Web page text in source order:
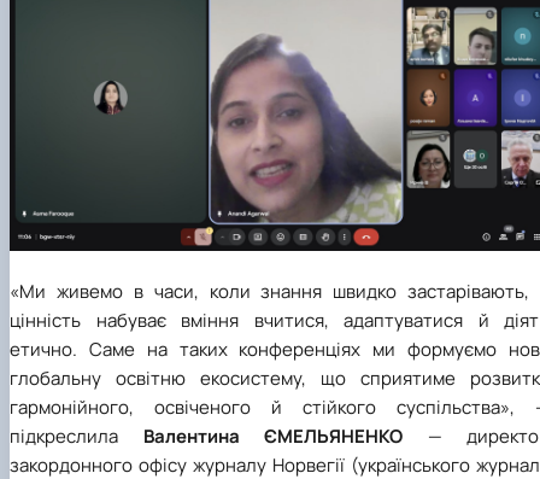
«Ми живемо в часи, коли знання швидко застарівають,
цінність набуває вміння вчитися, адаптуватися й
етично. Саме на таких конференціях ми формуємо
глобальну освітню екосистему, що сприятиме
гармонійного, освіченого й стійкого суспільства»,
підкреслила Валентина ЄМЕЛЬЯНЕНКО —
закордонного офісу журналу Норвегії (українського